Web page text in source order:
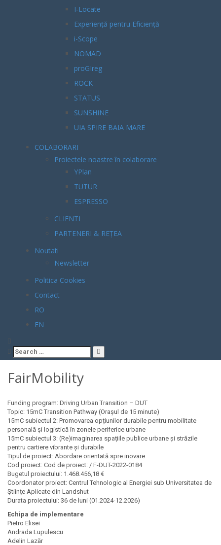
I-Locate
Experiență pentru Eficiență
i-Scope
NOMAD
proGIreg
ROCK
STATUS
SUNSHINE
UIA SPIRE BAIA MARE
COLABORARI
Proiectele noastre în colaborare
YPlan
TUTUR
ESPRESSO
CLIENTI
PARTENERI & REȚEA
Noutati
Newsletter
Politica Cookies
Contact
RO
EN
Search
for:
FairMobility
Funding program: Driving Urban Transition – DUT
Topic: 15mC Transition Pathway (Orașul de 15 minute)
15mC subiectul 2: Promovarea opțiunilor durabile pentru mobilitate
personală și logistică în zonele periferice urbane
15mC subiectul 3: (Re)imaginarea spațiile publice urbane și străzile
pentru cartiere vibrante și durabile
Tipul de proiect: Abordare orientată spre inovare
Cod proiect: Cod de proiect: / F-DUT-2022-0184
Bugetul proiectului: 1.468.456,18 €
Coordonator proiect: Centrul Tehnologic al Energiei sub Universitatea de
Științe Aplicate din Landshut
Durata proiectului: 36 de luni (01.2024-12.2026)
Echipa de implementare
Pietro Elisei
Andrada Lupulescu
Adelin Lazăr